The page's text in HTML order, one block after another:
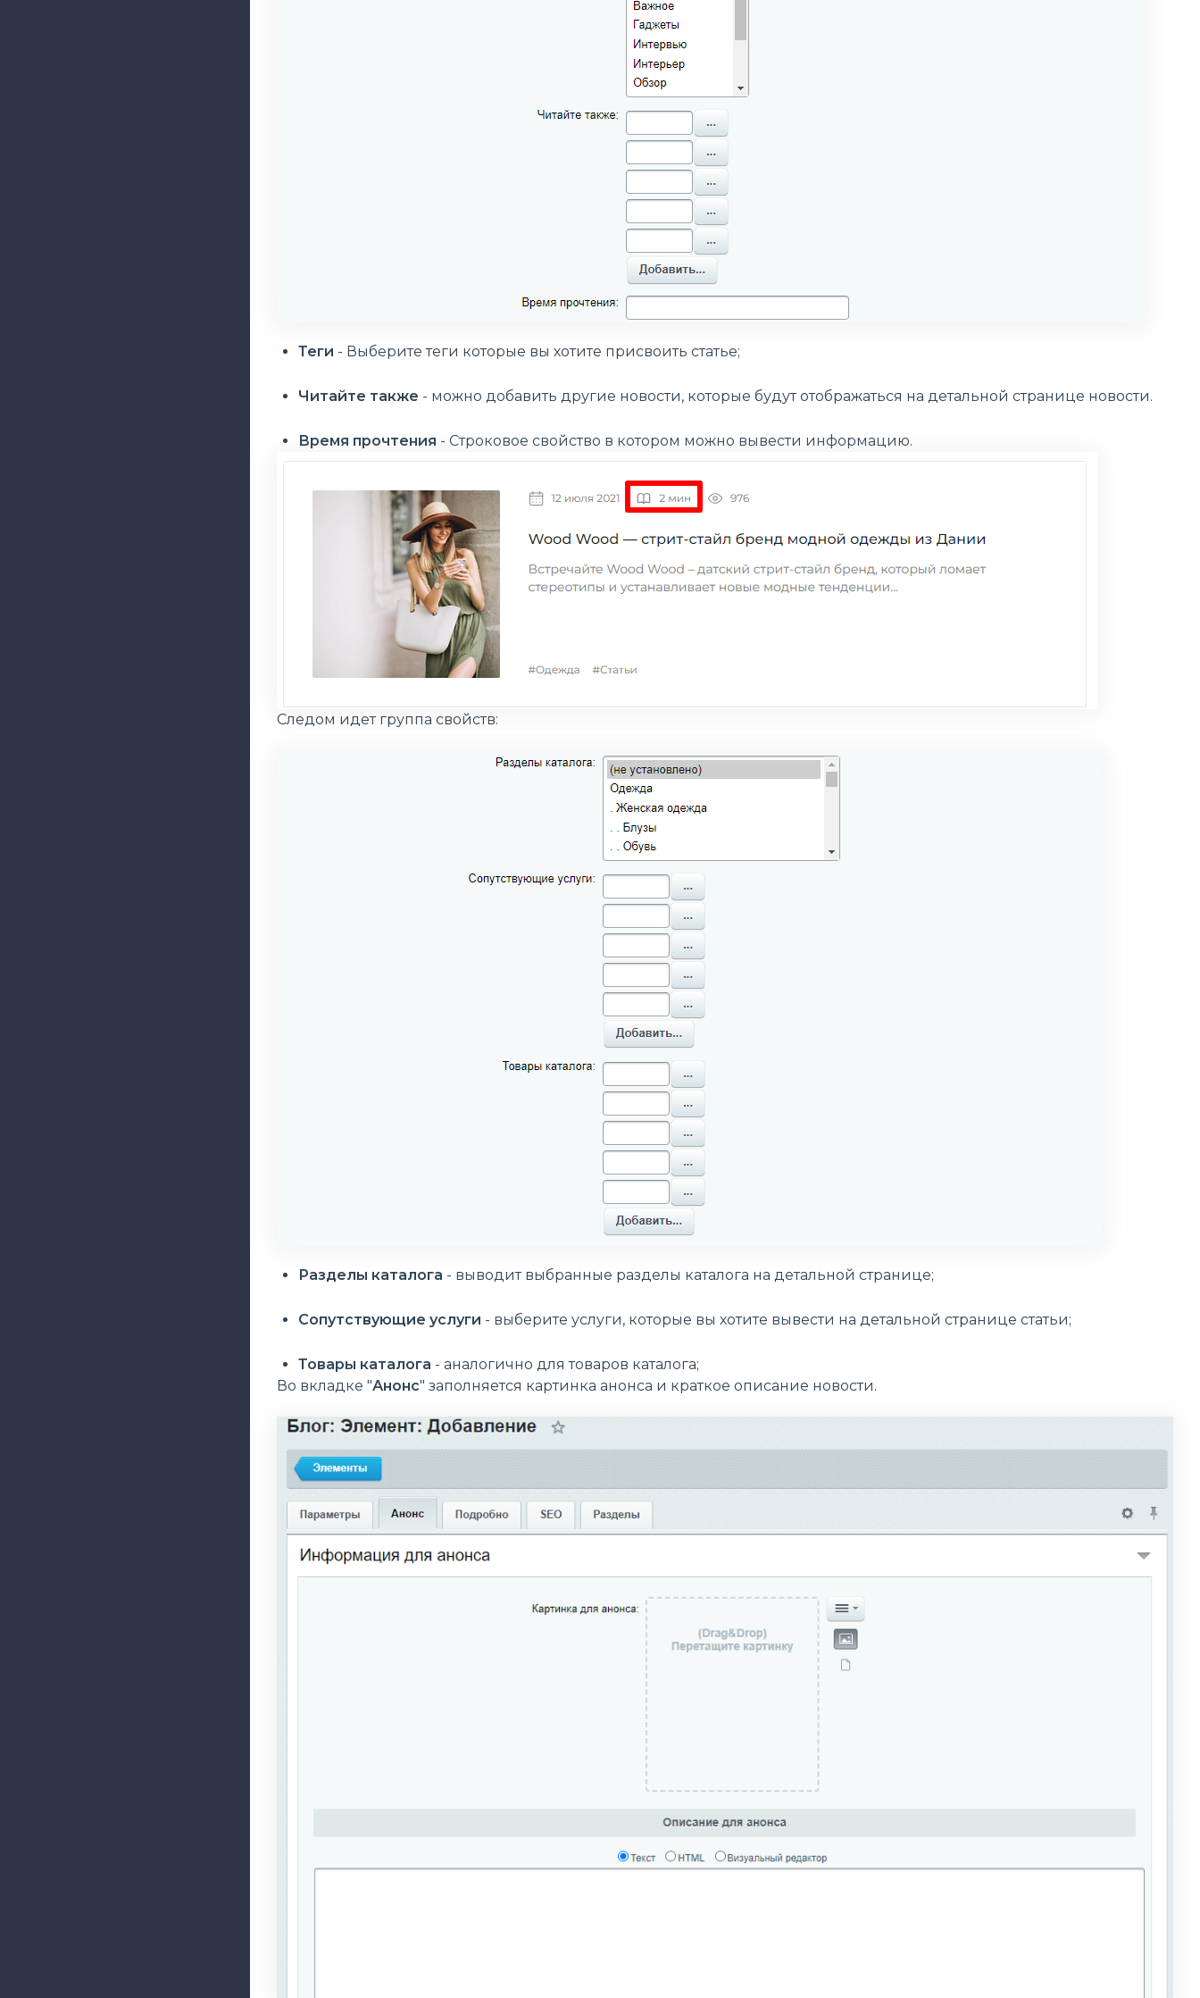
Теги - Выберите теги которые вы хотите присвоить статье;
Читайте также - можно добавить другие новости, которые будут отображаться на детальной странице новости.
Время прочтения - Строковое свойство в котором можно вывести информацию.
Следом идет группа свойств:
Разделы каталога - выводит выбранные разделы каталога на детальной странице;
Сопутствующие услуги - выберите услуги, которые вы хотите вывести на детальной странице статьи;
Товары каталога - аналогично для товаров каталога;
Во вкладке "Анонс" заполняется картинка анонса и краткое описание новости.